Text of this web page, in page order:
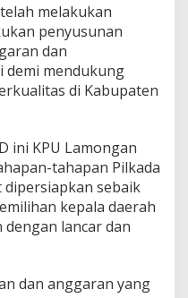
melakukan
penyusunan
dan
demi mendukung
di Kabupaten
ini KPU Lamongan
tahapan Pilkada
sebaik
kepala daerah
lancar dan
dan anggaran yang